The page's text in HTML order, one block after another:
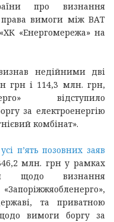
про визнання
права вимоги між ВАТ
«Енергомережа» на
недійними дві
грн і 114,3 млн. грн,
відступило
за електроенергію
комбінат».
усі п’ять позовних заяв
млн. грн у рамках
щодо визнання
та приватною
вимоги боргу за